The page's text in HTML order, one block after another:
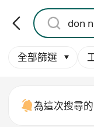
全部篩選
為這次搜尋